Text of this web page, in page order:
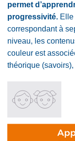
permet
progressivité.
correspondant à
niveau, les
couleur est
théorique